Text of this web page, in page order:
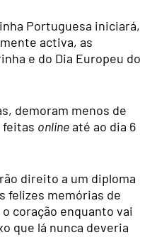
Portuguesa iniciará,
activa, as
e do Dia Europeu do
demoram menos de
feitas onlineaté ao dia 6
direito a um diploma
felizes memórias de
coração enquanto vai
que lá nunca deveria